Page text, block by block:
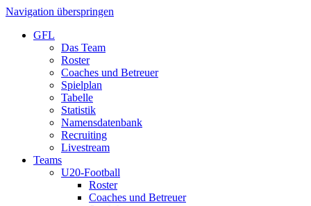
Navigation überspringen
GFL
Das Team
Roster
Coaches und Betreuer
Spielplan
Tabelle
Statistik
Namensdatenbank
Recruiting
Livestream
Teams
U20-Football
Roster
Coaches und Betreuer